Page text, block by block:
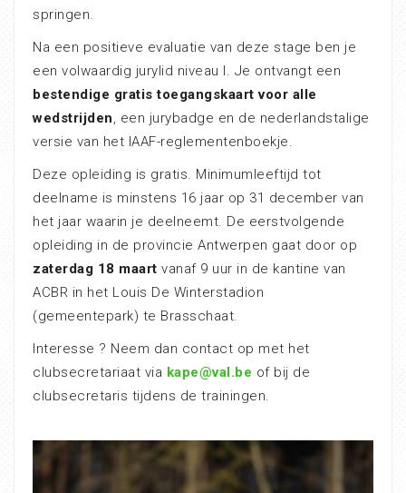
springen.
Na een positieve evaluatie van deze stage ben je
een volwaardig jurylid niveau I. Je ontvangt een
bestendige gratis toegangskaart voor alle
wedstrijden, een jurybadge en de nederlandstalige
versie van het IAAF-reglementenboekje.
Deze opleiding is gratis. Minimumleeftijd tot
deelname is minstens 16 jaar op 31 december van
het jaar waarin je deelneemt. De eerstvolgende
opleiding in de provincie Antwerpen gaat door op
zaterdag 18 maart vanaf 9 uur in de kantine van
ACBR in het Louis De Winterstadion
(gemeentepark) te Brasschaat.
Interesse ? Neem dan contact op met het
clubsecretariaat via kape@val.be of bij de
clubsecretaris tijdens de trainingen.